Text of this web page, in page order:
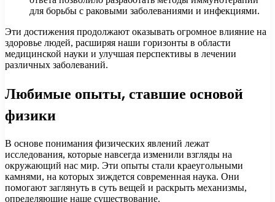
для борьбы с раковыми заболеваниями и инфекциями.
Эти достижения продолжают оказывать огромное влияние на
здоровье людей, расширяя наши горизонты в области
медицинской науки и улучшая перспективы в лечении
различных заболеваний.
Любимые опыты, ставшие основой
физики
В основе понимания физических явлений лежат
исследования, которые навсегда изменили взгляды на
окружающий нас мир. Эти опыты стали краеугольными
камнями, на которых зиждется современная наука. Они
помогают заглянуть в суть вещей и раскрыть механизмы,
определяющие наше существование.